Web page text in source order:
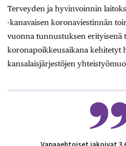
Terveyden ja hyvinvoinnin
-kanavaisen koronaviestinnän
vuonna tunnustuksen erityisenä
koronapoikkeusaikana kehitetyt
kansalaisjärjestöjen
Vapaaehtoiset jakoivat 3